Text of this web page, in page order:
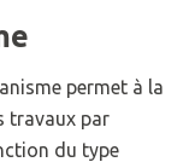
permet à la
travaux par
du type